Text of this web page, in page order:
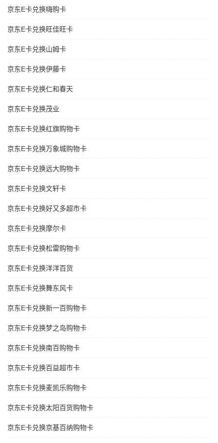
京东E卡兑换嗨购卡
京东E卡兑换旺佳旺卡
京东E卡兑换山姆卡
京东E卡兑换伊藤卡
京东E卡兑换仁和春天
京东E卡兑换茂业
京东E卡兑换红旗购物卡
京东E卡兑换万象城购物卡
京东E卡兑换远大购物卡
京东E卡兑换文轩卡
京东E卡兑换好又多超市卡
京东E卡兑换摩尔卡
京东E卡兑换松雷购物卡
京东E卡兑换洋洋百货
京东E卡兑换舞东风卡
京东E卡兑换新一百购物卡
京东E卡兑换梦之岛购物卡
京东E卡兑换南百购物卡
京东E卡兑换百益超市卡
京东E卡兑换麦凯乐购物卡
京东E卡兑换太阳百货购物卡
京东E卡兑换京基百纳购物卡